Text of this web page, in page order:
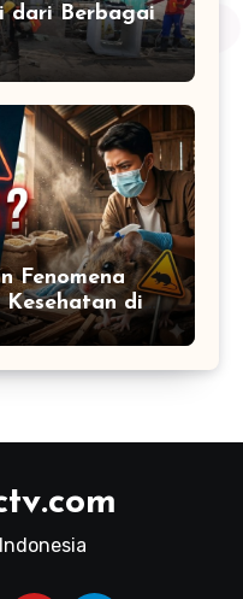
dari Berbagai
Fenomena
Kesehatan di